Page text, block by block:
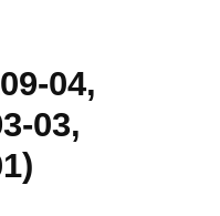
04,
03,